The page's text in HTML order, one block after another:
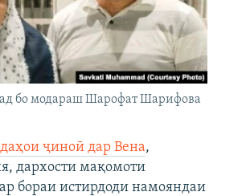
бо модараш Шарофат Шарифова
ҷиноӣ дар Вена,
дархости мақомоти
бораи истирдоди намояндаи